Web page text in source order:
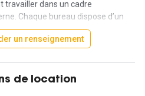
travailler dans un cadre
Chaque bureau dispose d’un
chaises visiteurs ainsi que d’une
à la fois confort et praticité au
accès à une cabine d’isolement
L’utilisation de la salle de
un renseignement
de location